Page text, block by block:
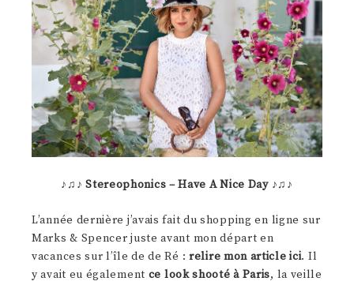
♪♫♪Stereophonics – Have A Nice Day ♪♫♪
L’année dernière j’avais fait du shopping en ligne sur
Marks & Spencer juste avant mon départ en
vacances sur l’île de de Ré : relire mon article ici. Il
y avait eu également ce look shooté à Paris, la veille